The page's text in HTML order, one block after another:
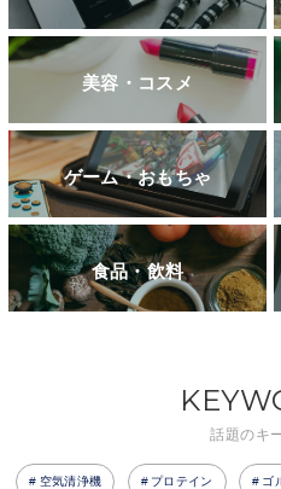
美容・コスメ
ゲーム・おもちゃ
食品・飲料
話題のキ
空気清浄機 プロテイン ゴ